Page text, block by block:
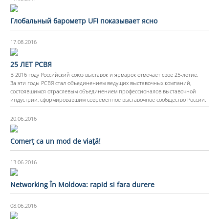
Глобальный барометр UFI показывает ясно
17.08.2016
25 ЛЕТ РСВЯ
В 2016 году Российский союз выставок и ярмарок отмечает свое 25-летие.
За эти годы РСВЯ стал объединением ведущих выставочных компаний,
состоявшимся отраслевым объединением профессионалов выставочной
индустрии, сформировавшим современное выставочное сообщество России.
20.06.2016
Comerț ca un mod de viață!
13.06.2016
Networking În Moldova: rapid si fara durere
08.06.2016